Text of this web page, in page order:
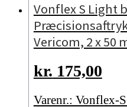
Vonflex S Light
Vericom, 2 x 50
kr. 175,00
Varenr.: Vonflex-